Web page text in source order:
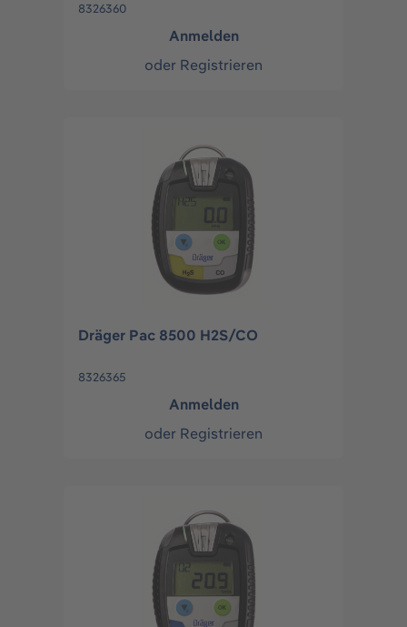
8326360
Anmelden
oder Registrieren
Dräger Pac 8500 H2S/CO
8326365
Anmelden
oder Registrieren